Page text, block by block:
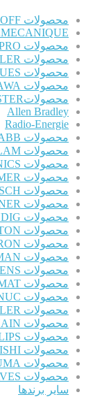
محصولات BECKHOFF
محصولات UNI-PRO
محصولات HELLER
محصولات CONTROL TECHNIQUES
محصولات YASKAWA
محصولاتGILDEMEISTER
Allen Bradley
Radio-Energie
محصولات ABB
محصولات ANILAM
محصولات AUTONICS
محصولات BAUMER
محصولات BOSCH
محصولات EUCHNER
محصولات GRUNDIG
محصولات LITTON
محصولات OMRON
محصولات STEGMAN
محصولات SIEMENS
محصولات INDRAMAT
محصولات FANUC
محصولات BAUMULLER
محصولات HEIDENHAIN
محصولات PHILIPS
محصولات MITSUBISHI
محصولات OKUMA
محصولات CONTRAVES
سایر برندها